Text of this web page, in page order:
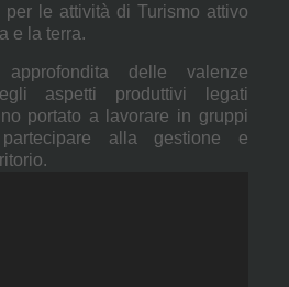
le attività di Turismo attivo
e la terra.
delle valenze
aspetti produttivi legati
portato a lavorare in gruppi
alla gestione e